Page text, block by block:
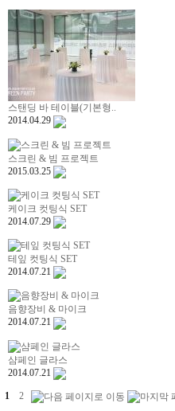
스탠딩 바 테이블(기본형..
2014.04.29
스크린 & 빔 프로젝트
2015.03.25
케이크 컷팅식 SET
2014.07.29
테잎 컷팅식 SET
2014.07.21
음향장비 & 마이크
2014.07.21
샴페인 글라스
2014.07.21
1 2